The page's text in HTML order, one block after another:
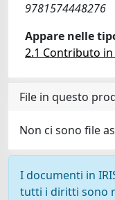
9781574448276
Appare nelle
2.1 Contributo
File in questo
Non ci sono file
I documenti in
tutti i diritti sono